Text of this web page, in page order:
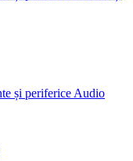
Audio